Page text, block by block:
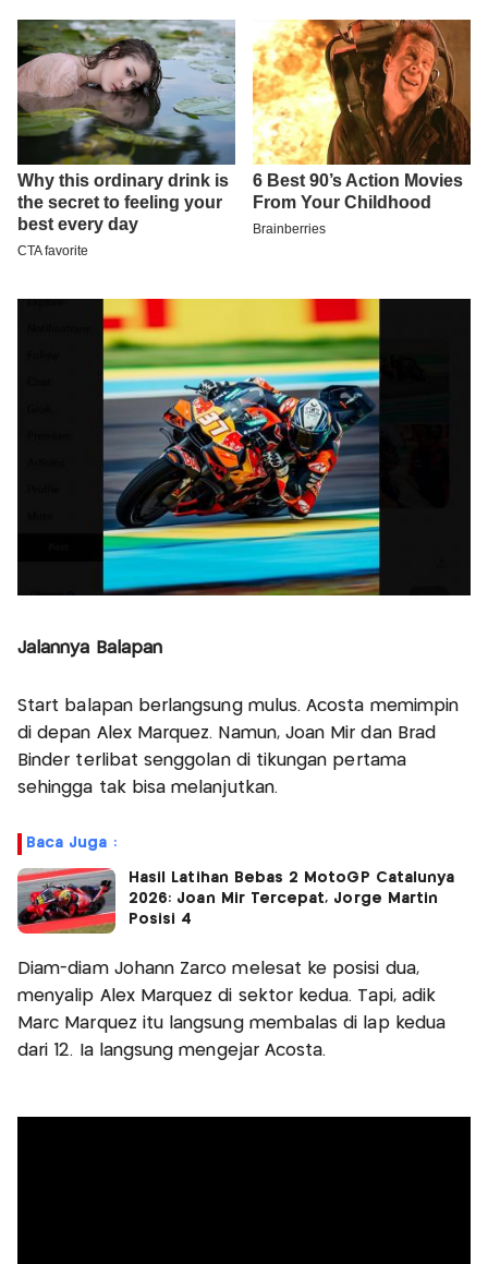
Jalannya Balapan
Start balapan berlangsung mulus. Acosta memimpin
di depan Alex Marquez. Namun, Joan Mir dan Brad
Binder terlibat senggolan di tikungan pertama
sehingga tak bisa melanjutkan.
Baca Juga :
Hasil Latihan Bebas 2 MotoGP Catalunya
2026: Joan Mir Tercepat, Jorge Martin
Posisi 4
Diam-diam Johann Zarco melesat ke posisi dua,
menyalip Alex Marquez di sektor kedua. Tapi, adik
Marc Marquez itu langsung membalas di lap kedua
dari 12. Ia langsung mengejar Acosta.